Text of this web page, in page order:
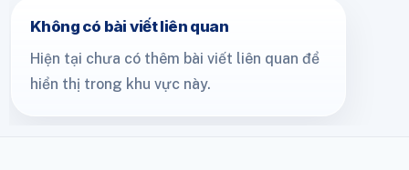
Không có bài viết liên quan
Hiện tại chưa có thêm bài viết liên quan để
hiển thị trong khu vực này.